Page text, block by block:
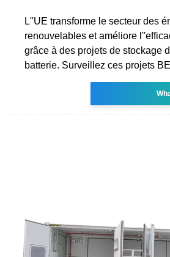
L''UE transforme le secteur des
renouvelables et améliore
grâce à des projets de stockage
batterie. Surveillez ces projets